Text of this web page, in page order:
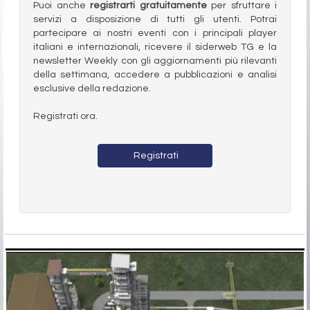
Puoi anche registrarti gratuitamenteper sfruttare i
servizi a disposizione di tutti gli utenti. Potrai
partecipare ai nostri eventi con i principali player
italiani e internazionali, ricevere il siderweb TG e la
newsletter Weekly con gli aggiornamenti più rilevanti
della settimana, accedere a pubblicazioni e analisi
esclusive della redazione.
Registrati ora.
Registrati